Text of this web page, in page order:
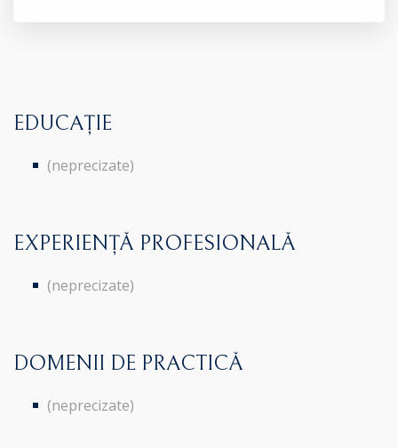
EDUCAȚIE
(neprecizate)
EXPERIENȚĂ PROFESIONALĂ
(neprecizate)
DOMENII DE PRACTICĂ
(neprecizate)